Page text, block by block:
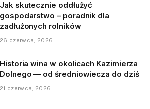
Jak skutecznie oddłużyć
gospodarstwo – poradnik dla
zadłużonych rolników
26 czerwca, 2026
Historia wina w okolicach Kazimierza
Dolnego — od średniowiecza do dziś
21 czerwca, 2026